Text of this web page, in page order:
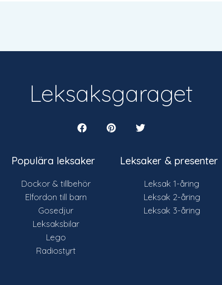
Populära leksaker
Dockor & tillbehör
Elfordon till barn
Gosedjur
Leksaksbilar
Lego
Radiostyrt
Leksaksgaraget
Leksaker & presenter
Leksak 1-åring
Leksak 2-åring
Leksak 3-åring